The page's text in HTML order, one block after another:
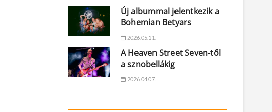
Új albummal jelentkezik a
Bohemian Betyars
2026.05.11.
A Heaven Street Seven-től
a sznobellákig
2026.04.07.